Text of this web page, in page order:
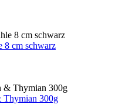
8 cm schwarz
Thymian 300g